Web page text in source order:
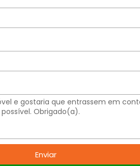
Enviar